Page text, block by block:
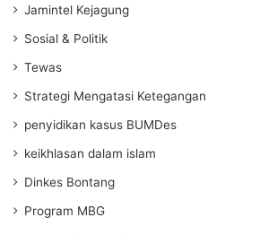
Jamintel Kejagung
Sosial & Politik
Tewas
Strategi Mengatasi Ketegangan
penyidikan kasus BUMDes
keikhlasan dalam islam
Dinkes Bontang
Program MBG